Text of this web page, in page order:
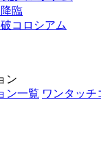
臨
コロシアム
ン
ン一覧 ワンタッチ